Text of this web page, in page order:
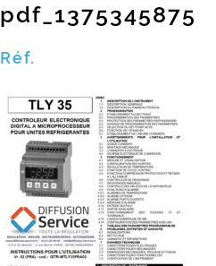
pdf_1375345875
Réf.